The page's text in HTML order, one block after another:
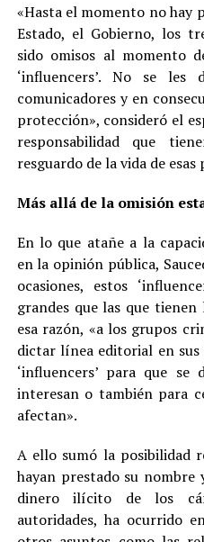
«Hasta el momento no hay
Estado, el Gobierno, los
sido omisos al momento
‘influencers’. No se
comunicadores y en
protección», consideró el
responsabilidad que
resguardo de la vida de esas
Más allá de la omisión
En lo que atañe a la
en la opinión pública,
ocasiones, estos
grandes que las que
esa razón, «a los grupos
dictar línea editorial en
‘influencers’ para que
interesan o también para
afectan».
A ello sumó la posibilidad
hayan prestado su
dinero ilícito de los
autoridades, ha ocurrido